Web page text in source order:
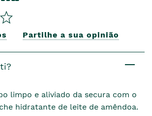
Partilhe a sua opinião
limpo e aliviado da secura com o
hidratante de leite de amêndoa.